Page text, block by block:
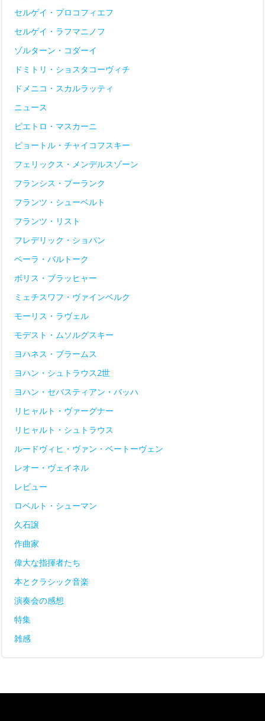
セルゲイ・プロコフィエフ
セルゲイ・ラフマニノフ
ゾルターン・コダーイ
ドミトリ・ショスタコーヴィチ
ドメニコ・スカルラッティ
ニュース
ピエトロ・マスカーニ
ピョートル・チャイコフスキー
フェリックス・メンデルスゾーン
フランシス・プーランク
フランツ・シューベルト
フランツ・リスト
フレデリック・ショパン
ベーラ・バルトーク
ボリス・ブラッヒャー
ミェチスワフ・ヴァインベルク
モーリス・ラヴェル
モデスト・ムソルグスキー
ヨハネス・ブラームス
ヨハン・シュトラウス2世
ヨハン・セバスティアン・バッハ
リヒャルト・ヴァーグナー
リヒャルト・シュトラウス
ルードヴィヒ・ヴァン・ベートーヴェン
レオー・ヴェイネル
レビュー
ロベルト・シューマン
久石譲
作曲家
偉大な指揮者たち
本とクラシック音楽
演奏会の感想
特集
雑感